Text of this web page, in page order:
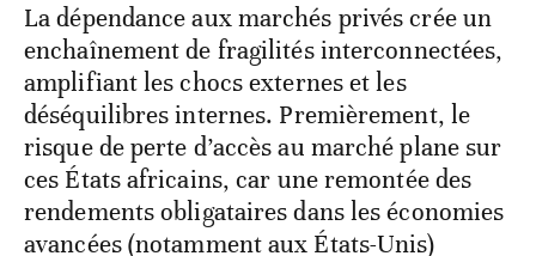
La dépendance aux marchés privés crée un
enchaînement de fragilités interconnectées,
amplifiant les chocs externes et les
déséquilibres internes. Premièrement, le
risque de perte d’accès au marché plane sur
ces États africains, car une remontée des
rendements obligataires dans les économies
avancées (notamment aux États-Unis)